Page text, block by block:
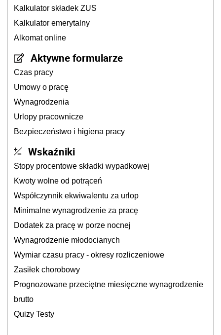
Kalkulator składek ZUS
Kalkulator emerytalny
Alkomat online
Aktywne formularze
Czas pracy
Umowy o pracę
Wynagrodzenia
Urlopy pracownicze
Bezpieczeństwo i higiena pracy
Wskaźniki
Stopy procentowe składki wypadkowej
Kwoty wolne od potrąceń
Współczynnik ekwiwalentu za urlop
Minimalne wynagrodzenie za pracę
Dodatek za pracę w porze nocnej
Wynagrodzenie młodocianych
Wymiar czasu pracy - okresy rozliczeniowe
Zasiłek chorobowy
Prognozowane przeciętne miesięczne wynagrodzenie
brutto
Quizy Testy